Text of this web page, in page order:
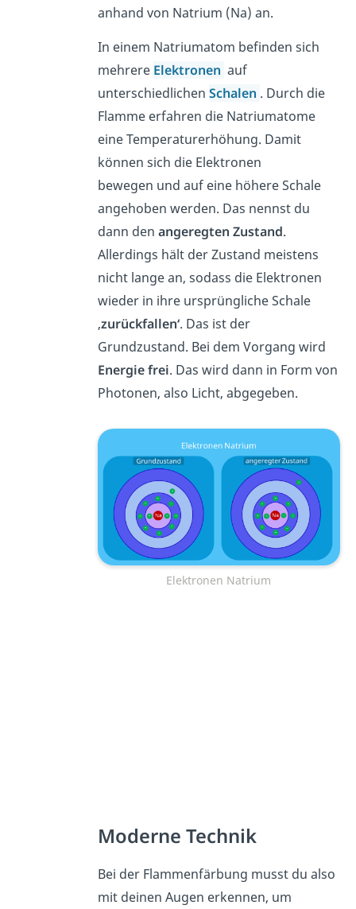
anhand von Natrium (Na) an.
In einem Natriumatom befinden sich
mehrere Elektronen auf
unterschiedlichen Schalen . Durch die
Flamme erfahren die Natriumatome
eine Temperaturerhöhung. Damit
können sich die Elektronen
bewegen und auf eine höhere Schale
angehoben werden. Das nennst du
dann den angeregten Zustand.
Allerdings hält der Zustand meistens
nicht lange an, sodass die Elektronen
wieder in ihre ursprüngliche Schale
‚zurückfallen‘. Das ist der
Grundzustand. Bei dem Vorgang wird
Energie frei. Das wird dann in Form von
Photonen, also Licht, abgegeben.
Elektronen Natrium
Moderne Technik
Bei der Flammenfärbung musst du also
mit deinen Augen erkennen, um